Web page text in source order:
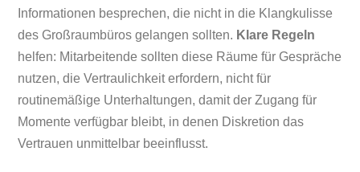
Informationen besprechen, die nicht in die Klangkulisse
des Großraumbüros gelangen sollten. Klare Regeln
helfen: Mitarbeitende sollten diese Räume für Gespräche
nutzen, die Vertraulichkeit erfordern, nicht für
routinemäßige Unterhaltungen, damit der Zugang für
Momente verfügbar bleibt, in denen Diskretion das
Vertrauen unmittelbar beeinflusst.